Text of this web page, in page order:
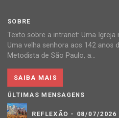
SOBRE
Texto sobre a intranet: Uma
Uma velha senhora aos 142 anos
Metodista de São Paulo, a...
SAIBA MAIS
ÚLTIMAS MENSAGENS
REFLEXÃO - 08/07/2026